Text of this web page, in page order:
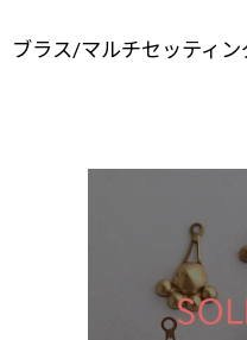
ブラス/マルチセッティ